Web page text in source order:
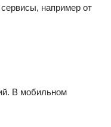
например от
В мобильном